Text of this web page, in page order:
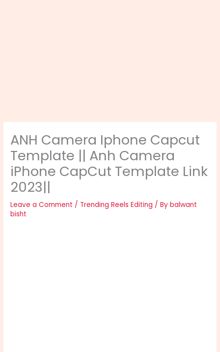
ANH Camera Iphone Capcut
Template || Anh Camera
iPhone CapCut Template Link
2023||
Leave a Comment / Trending Reels Editing / Bybalwant
bisht